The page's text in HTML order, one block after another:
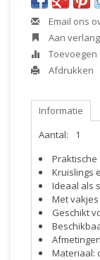
Email ons
Aan
Toevoegen
Afdrukken
Informatie
Aantal:
1
Kruislings
Ideaal als
Met
Geschikt
Materiaal: